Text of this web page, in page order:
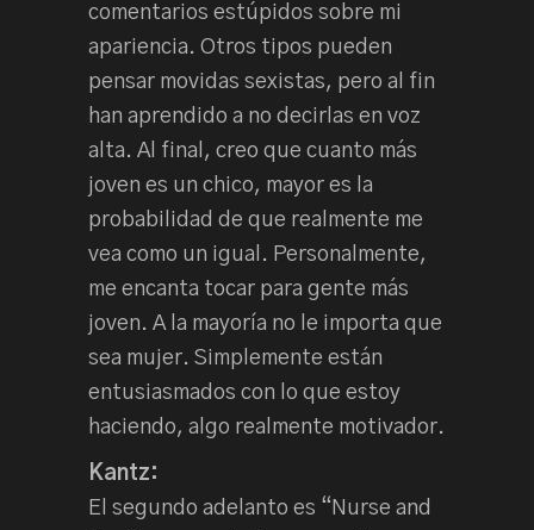
comentarios estúpidos sobre mi
apariencia. Otros tipos pueden
pensar movidas sexistas, pero al fin
han aprendido a no decirlas en voz
alta. Al final, creo que cuanto más
joven es un chico, mayor es la
probabilidad de que realmente me
vea como un igual. Personalmente,
me encanta tocar para gente más
joven. A la mayoría no le importa que
sea mujer. Simplemente están
entusiasmados con lo que estoy
haciendo, algo realmente motivador.
Kantz:
El segundo adelanto es “Nurse and